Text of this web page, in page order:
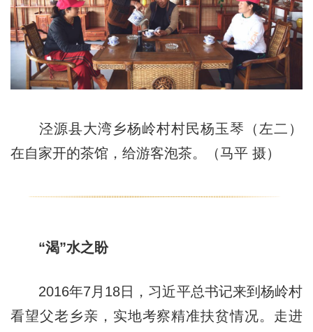
泾源县大湾乡杨岭村村民杨玉琴（左二）
在自家开的茶馆，给游客泡茶。（马平 摄）
“渴”水之盼
2016年7月18日，习近平总书记来到杨岭村
看望父老乡亲，实地考察精准扶贫情况。走进